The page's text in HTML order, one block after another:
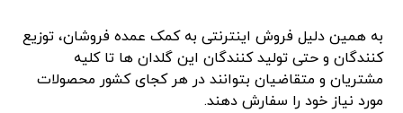
به همین دلیل فروش اینترنتی به کمک عمده فروشان، توزیع
کنندگان و حتی تولید کنندگان این گلدان ها تا کلیه
مشتریان و متقاضیان بتوانند در هر کجای کشور محصولات
مورد نیاز خود را سفارش دهند.